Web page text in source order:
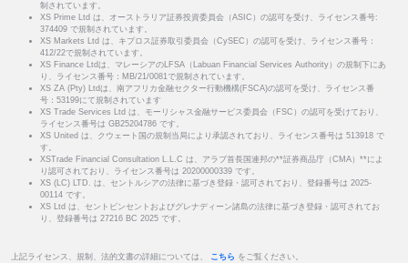
制されています。
XS Prime Ltd は、オーストラリア証券投資委員会（ASIC）の認可を受け、ライセンス番号:
374409 で規制されています。
XS Markets Ltd は、キプロス証券取引委員会（CySEC）の認可を受け、ライセンス番号：
412/22で規制されています。
XS Finance Ltdは、マレーシアのLFSA（Labuan Financial Services Authority）の規制下にあ
り、ライセンス番号：MB/21/0081で規制されています。
XS ZA (Pty) Ltdは、南アフリカ金融セクター行動機構(FSCA)の認可を受け、ライセンス番
号：53199にて規制されています
XS Trade Services Ltd は、モーリシャス金融サービス委員会（FSC）の認可を受けており、
ライセンス番号は GB25204786 です。
XS United は、クウェート国の規制当局により承認されており、ライセンス番号は 513918 で
す。
XSTrade Financial Consultation L.L.C は、アラブ首長国連邦の**証券商品庁（CMA）**によ
り認可されており、ライセンス番号は 20200000339 です。
XS (LC) LTD. は、セントルシアの法律に基づき登録・認可されており、登録番号は 2025-
00114 です。
XS Ltd は、セントビンセントおよびグレナディーン諸島の法律に基づき登録・認可されてお
り、登録番号は 27216 BC 2025 です。
上記ライセンス、規制、法的文書の詳細については、 こちら をご覧ください。